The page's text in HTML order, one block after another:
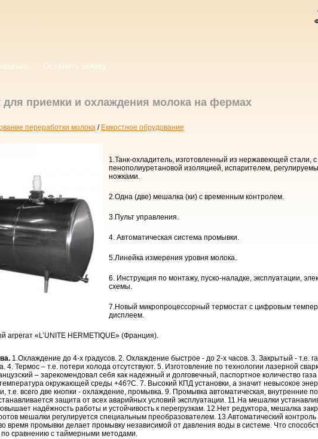
Оставить заявку
приемки и охлаждения молока на фермах
переработки молока/ Емкостное обрудование
1.Танк-охладитель, изготовленный из нержавеющей стали, с
пенополиуретановой изоляцией, испарителем,
ножками.
2.Одна (две) мешалка (ки) с временным контролем.
3.Пульт управления.
4. Автоматическая система промывки.
5.Линейка измерения уровня молока.
6. Инструкция по монтажу, пуско-наладке, эксплуатации,
схемы.
7.Новый микропроцессорный термостат с цифровым
дисплеем.
агрегат «L’UNITE HERMETIQUE» (Франция).
1.Охлаждение до 4-х градусов. 2. Охлаждение быстрое - до 2-х часов. 3. Закрытый - т.е.
4. Термос – т.е. потери холода отсутствуют. 5. Изготовление по технологии лазерной
– зарекомендовал себя как надежный и долговечный, паспортное количество газа
окружающей среды +46?С. 7. Высокий КПД установки, а значит невысокое
т.е. всего две кнопки - охлаждение, промывка. 9. Промывка автоматическая, внутренние
защита от всех аварийных условий эксплуатации. 11.На мешалки
надёжность работы и устойчивость к перегрузкам. 12.Нет редуктора, мешалка
мешалки регулируется специальным преобразователем. 13.Автоматический
время промывки делает промывку независимой от давления воды в системе. Что
сравнению с таймерными методами.